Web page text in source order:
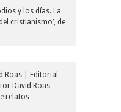
y los días. La
cristianismo’, de
Roas | Editorial
David Roas
relatos